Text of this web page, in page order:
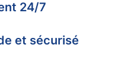
24/7
et sécurisé